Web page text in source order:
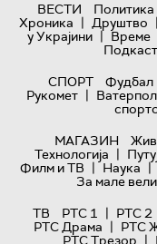
ВЕСТИ Политика
Хроника | Друштво |
у Украјини | Време
Подкаст
СПОРТ
Фудбал
Рукомет |
МАГАЗИН
Технологијa |
Филм и ТВ | Наука |
За мале
ТВ
РТС 1 | РТС 2
РТС Драма | РТС
РТС Трезор |